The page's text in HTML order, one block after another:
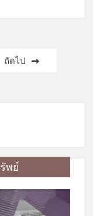
ถัดไป
พย์